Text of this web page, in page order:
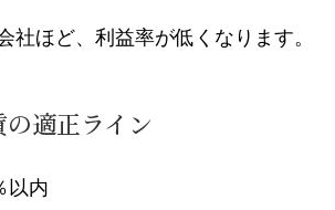
社ほど、利益率が低くなります。
適正ライン
以内